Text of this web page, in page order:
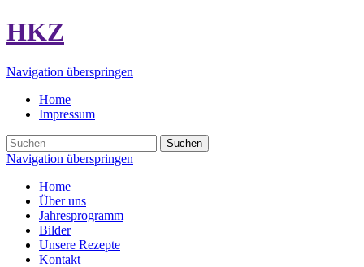
HKZ
Navigation überspringen
Home
Impressum
Suchen
Navigation überspringen
Home
Über uns
Jahresprogramm
Bilder
Unsere Rezepte
Kontakt